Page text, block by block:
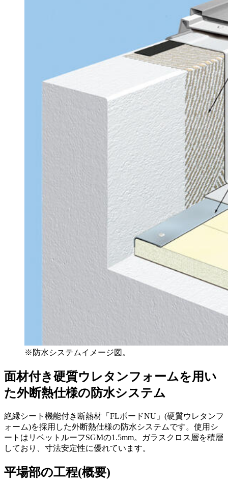
※防水システムイメージ図。
面材付き硬質ウレタンフォームを用い
た外断熱仕様の防水システム
絶縁シート機能付き断熱材「FLボードNU」(硬質ウレタンフ
ォーム)を採用した外断熱仕様の防水システムです。使用シ
ートはリベットルーフSGMの1.5mm。ガラスクロス層を積層
しており、寸法安定性に優れています。
平場部の工程(概要)